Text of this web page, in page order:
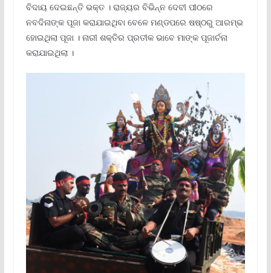
ବିଦାୟ ଦେଇଛନ୍ତି ଭକ୍ତ । ରାଜ୍ୟର ବିଭିନ୍ନ ଦେବୀ ପୀଠରେ
ନବଦିନାଙ୍କ ପୂଜା କରାଯାଇଥିବା ବେଳେ ମଣ୍ଡପରେ ଷଷ୍ଠରୁ ଆରମ୍ଭ
ହୋଇଥିଲା ପୂଜା । ନାରୀ ଶକ୍ତିର ପ୍ରତୀକ ଭାବେ ମାଙ୍କ ପୂଜାର୍ଚନା
କରାଯାଇଥିଲା ।